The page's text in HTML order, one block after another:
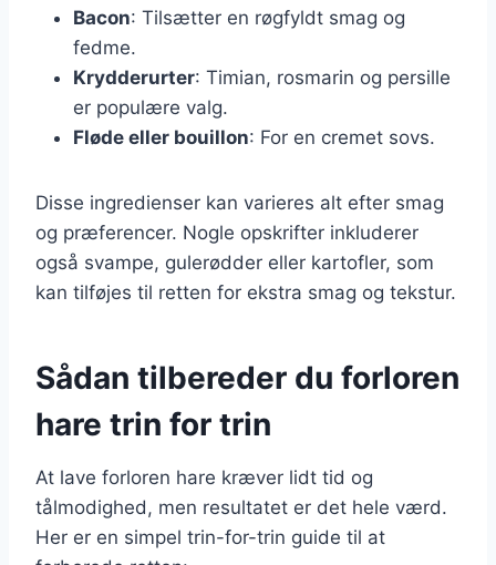
Bacon: Tilsætter en røgfyldt smag og
fedme.
Krydderurter: Timian, rosmarin og persille
er populære valg.
Fløde eller bouillon: For en cremet sovs.
Disse ingredienser kan varieres alt efter smag
og præferencer. Nogle opskrifter inkluderer
også svampe, gulerødder eller kartofler, som
kan tilføjes til retten for ekstra smag og tekstur.
Sådan tilbereder du forloren
hare trin for trin
At lave forloren hare kræver lidt tid og
tålmodighed, men resultatet er det hele værd.
Her er en simpel trin-for-trin guide til at